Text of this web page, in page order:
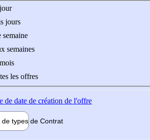
de l'offre
jours
semaine
semaines
les offres
de date de création de l'offre
de types de Contrat